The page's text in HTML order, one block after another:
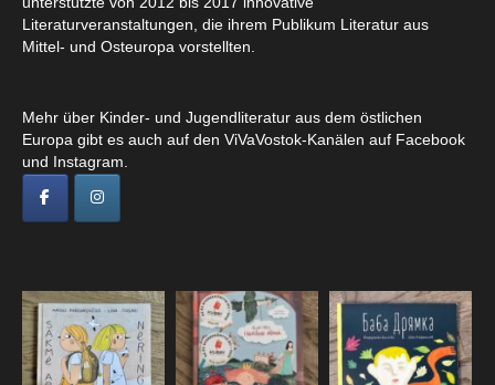
Literaturveranstaltungen, die ihrem Publikum Literatur aus
Mittel- und Osteuropa vorstellten.
Mehr über Kinder- und Jugendliteratur aus dem östlichen
Europa gibt es auch auf den ViVaVostok-Kanälen auf Facebook
und Instagram.